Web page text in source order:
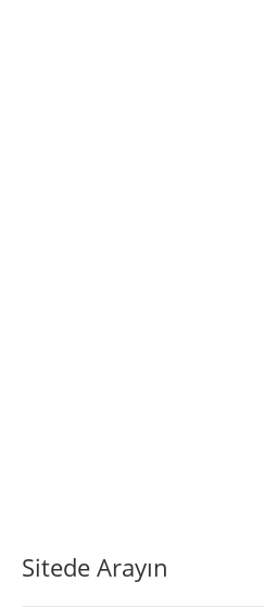
Sitede Arayın